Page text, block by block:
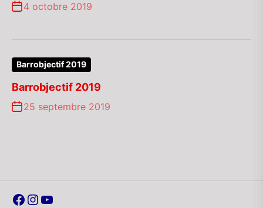
4 octobre 2019
Barrobjectif 2019
Barrobjectif 2019
25 septembre 2019
Facebook
Instagram
YouTube